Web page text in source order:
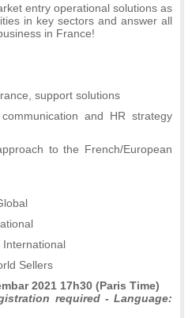
entry operational solutions as
in key sectors and answer all
in France!
support solutions
and HR strategy
to the French/European
International
Sellers
2021 17h30 (Paris Time)
required - Language: